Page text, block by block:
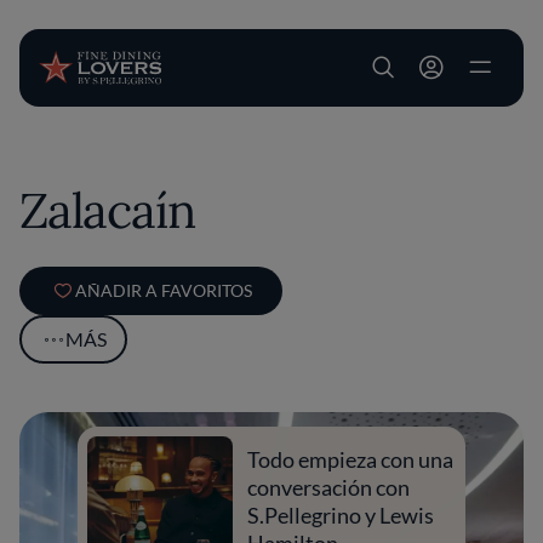
User account
Zalacaín
AÑADIR A FAVORITOS
MÁS
Todo empieza con una
conversación con
S.Pellegrino y Lewis